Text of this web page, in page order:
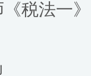
法一》